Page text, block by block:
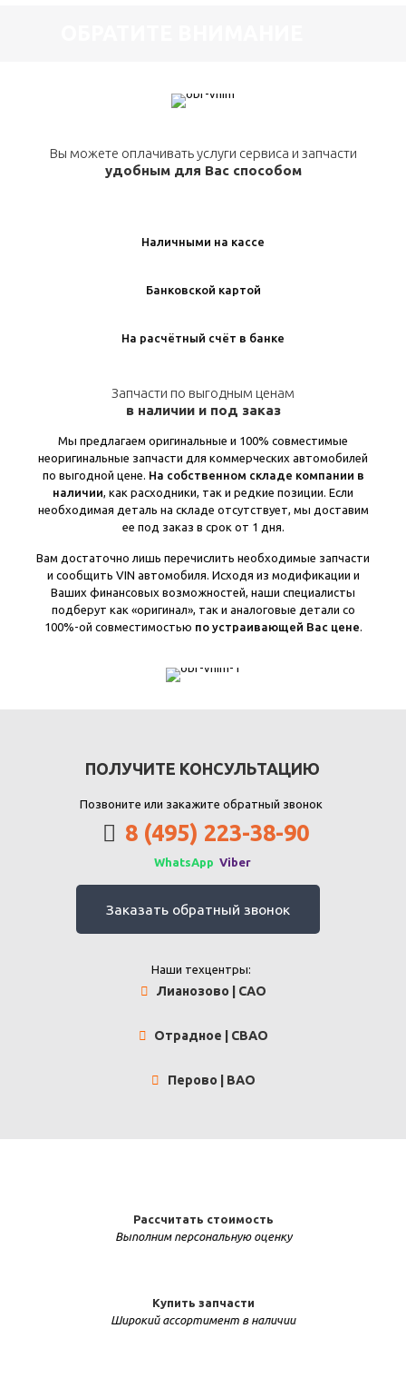
Вы можете оплачивать услуги сервиса и запчасти
удобным для Вас способом
Наличными на кассе
Банковской картой
На расчётный счёт в банке
Запчасти по выгодным ценам
в наличии и под заказ
Мы предлагаем оригинальные и 100% совместимые
неоригинальные запчасти для коммерческих автомобилей
по выгодной цене. На собственном складе компании в
наличии , как расходники, так и редкие позиции. Если
необходимая деталь на складе отсутствует, мы доставим
ее под заказ в срок от 1 дня.
Вам достаточно лишь перечислить необходимые запчасти
и сообщить VIN автомобиля. Исходя из модификации и
Ваших финансовых возможностей, наши специалисты
подберут как «оригинал», так и аналоговые детали со
100%-ой совместимостью по устраивающей Вас цене
ПОЛУЧИТЕ КОНСУЛЬТАЦИЮ
Позвоните или закажите обратный звонок
8 (495) 223-38-90
WhatsApp Viber
Заказать обратный звонок
Наши техцентры:
Лианозово | САО
Отрадное | СВАО
Перово | ВАО
Рассчитать стоимость
Выполним персональную оценку
Купить запчасти
Широкий ассортимент в наличии